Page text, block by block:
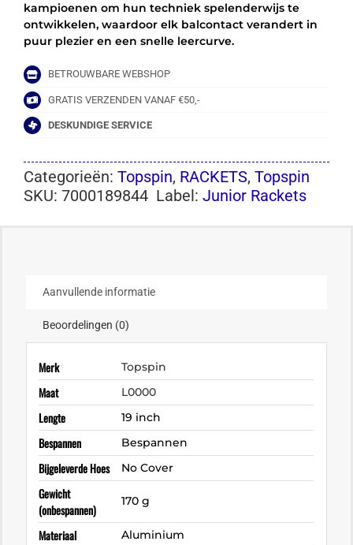
kampioenen om hun techniek spelenderwijs te
ontwikkelen, waardoor elk balcontact verandert in
puur plezier en een snelle leercurve.
BETROUWBARE WEBSHOP
GRATIS VERZENDEN VANAF €50,-
DESKUNDIGE SERVICE
Categorieën: Topspin, RACKETS, Topspin
SKU: 7000189844 Label: Junior Rackets
Aanvullende informatie
Beoordelingen (0)
Merk Topspin
Maat L0000
Lengte 19 inch
Bespannen Bespannen
Bijgeleverde Hoes No Cover
Gewicht
(onbespannen)
170 g
Materiaal Aluminium